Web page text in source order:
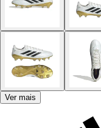
Ver mais